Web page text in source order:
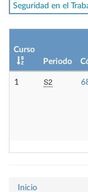
Seguridad en el
Curso
Periodo
1 S2
Inicio